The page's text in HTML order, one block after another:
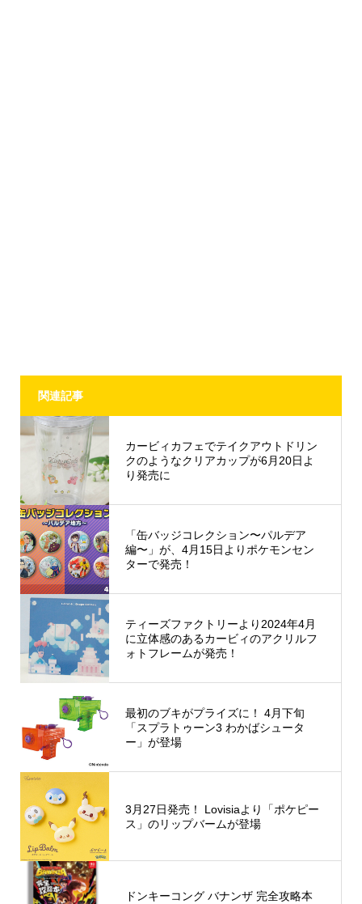
関連記事
カービィカフェでテイクアウトドリン
クのようなクリアカップが6月20日よ
り発売に
「缶バッジコレクション〜パルデア
編〜」が、4月15日よりポケモンセン
ターで発売！
ティーズファクトリーより2024年4月
に立体感のあるカービィのアクリルフ
ォトフレームが発売！
最初のブキがプライズに！ 4月下旬
「スプラトゥーン3 わかばシュータ
ー」が登場
3月27日発売！ Lovisiaより「ポケピー
ス」のリップバームが登場
ドンキーコング バナンザ 完全攻略本